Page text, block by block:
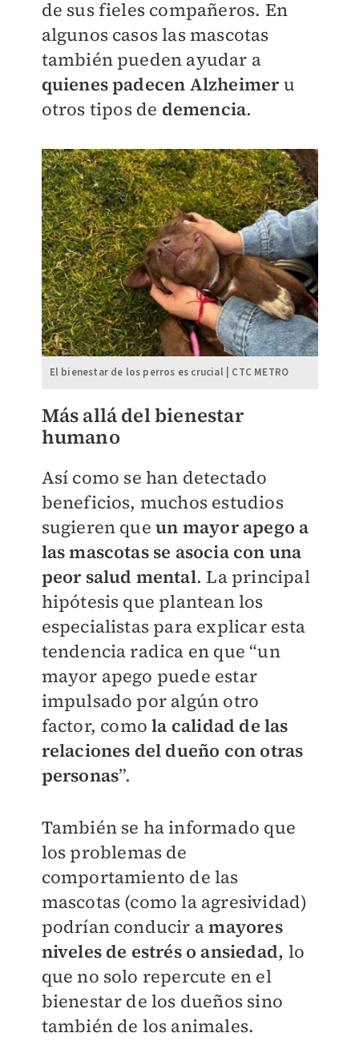
de sus fieles compañeros. En
algunos casos las mascotas
también pueden ayudar a
quienes padecen Alzheimeru
otros tipos de demencia.
El bienestar de los perros es crucial | CTC METRO
Más allá del bienestar
humano
Así como se han detectado
beneficios, muchos estudios
sugieren queun mayor apego a
las mascotas se asocia con una
peor salud mental. La principal
hipótesis que plantean los
especialistas para explicar esta
tendencia radica en que “un
mayor apego puede estar
impulsado por algún otro
factor, como la calidad de las
relaciones del dueño con otras
personas”.
También se ha informado que
los problemas de
comportamiento de las
mascotas (como la agresividad)
podrían conducir amayores
niveles de estrés o ansiedad, lo
que no solo repercute en el
bienestar de los dueños sino
también de los animales.